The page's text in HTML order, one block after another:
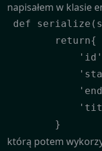
napisałem w klasie
def
        return{
        }
którą potem